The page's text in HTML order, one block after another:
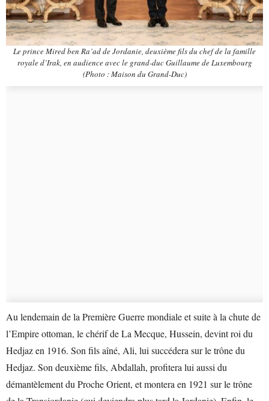
Le prince Mired ben Ra’ad de Jordanie, deuxième fils du chef de la famille
royale d’Irak, en audience avec le grand-duc Guillaume de Luxembourg
(Photo : Maison du Grand-Duc)
Au lendemain de la Première Guerre mondiale et suite à la chute de
l’Empire ottoman, le chérif de La Mecque, Hussein, devint roi du
Hedjaz en 1916. Son fils aîné, Ali, lui succédera sur le trône du
Hedjaz. Son deuxième fils, Abdallah, profitera lui aussi du
démantèlement du Proche Orient, et montera en 1921 sur le trône